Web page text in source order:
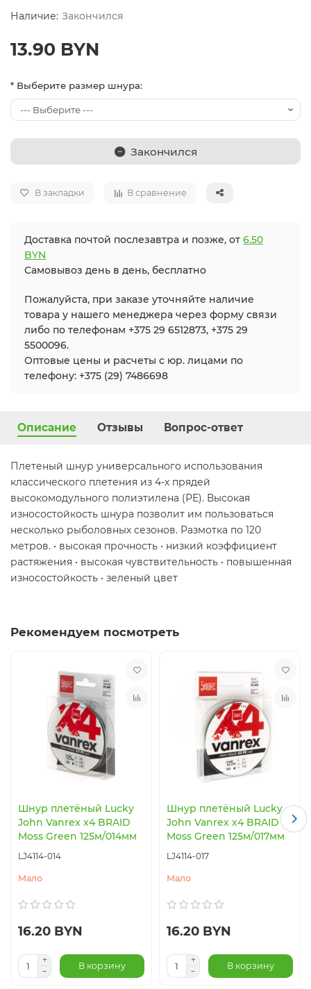
Закончился
13.90 BYN
* Выберите размер шнура:
Закончился
В закладки В сравнение
Доставка почтой послезавтра и позже, от 6.50
BYN
Самовывоз день в день, бесплатно
Пожалуйста, при заказе уточняйте наличие
товара у нашего менеджера через форму связи
либо по телефонам +375 29 6512873, +375 29
5500096.
Оптовые цены и расчеты с юр. лицами по
телефону: +375 (29) 7486698
Описание Отзывы Вопрос-ответ
Плетеный шнур универсального использования
классического плетения из 4-х прядей
высокомодульного полиэтилена (РЕ). Высокая
износостойкость шнура позволит им пользоваться
несколько рыболовных сезонов. Размотка по 120
метров. • высокая прочность • низкий коэффициент
растяжения • высокая чувствительность • повышенная
износостойкость • зеленый цвет
Рекомендуем посмотреть
Шнур плетёный Lucky
John Vanrex х4 BRAID
Moss Green 125м/014мм
LJ4114-014
Мало
16.20 BYN
В корзину
Шнур плетёный Lucky
John Vanrex х4 BRAID
Moss Green 125м/017мм
LJ4114-017
Мало
16.20 BYN
В корзину